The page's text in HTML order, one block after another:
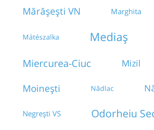
Mărășești VN Marghita
Mátészalka Mediaș
Miercurea-Ciuc Mizil
Moinești Nădlac
Negrești VS Odorheiu